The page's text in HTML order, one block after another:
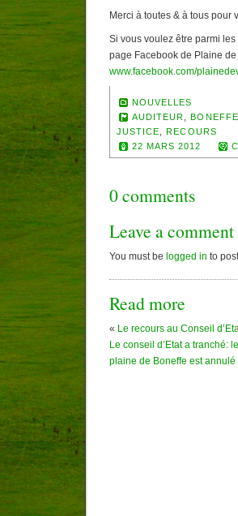
Merci à toutes & à tous pour
Si vous voulez être parmi
page Facebook de Plaine de
www.facebook.com/
NOUVELLES
AUDITEUR ,BONEFFE
JUSTICE ,RECOURS
22 MARS 2012
0 comments
Leave a comment
You must be logged in to
Read more
« Le recours au Conseil
Le conseil d’Etat a tranché:
plaine de Boneffe est annulé